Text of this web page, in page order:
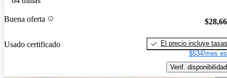
Buena oferta
Usado certificado
El precio incluye tasas
$534/mes
Verif. disponibilidad